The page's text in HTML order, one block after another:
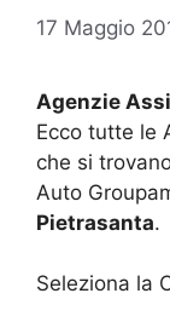
17 Maggio
Agenzie
Ecco tutte le
che si
Auto
Pietrasanta.
Seleziona la